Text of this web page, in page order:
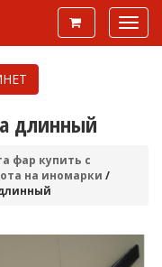
длинный
фар купить с
на иномарки /